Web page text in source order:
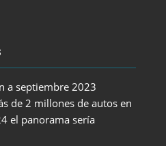
a septiembre 2023
de 2 millones de autos en
el panorama sería